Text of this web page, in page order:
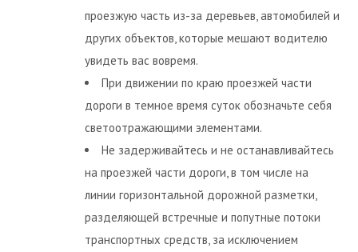
проезжую часть из-за деревьев, автомобилей и
других объектов, которые мешают водителю
увидеть вас вовремя.
При движении по краю проезжей части
дороги в темное время суток обозначьте себя
светоотражающими элементами.
Не задерживайтесь и не останавливайтесь
на проезжей части дороги, в том числе на
линии горизонтальной дорожной разметки,
разделяющей встречные и попутные потоки
транспортных средств, за исключением